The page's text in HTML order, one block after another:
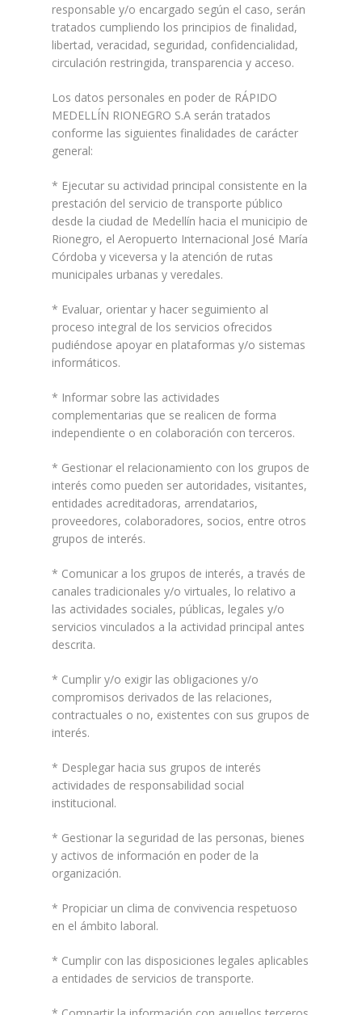
responsable y/o encargado según el caso, serán
tratados cumpliendo los principios de finalidad,
libertad, veracidad, seguridad, confidencialidad,
circulación restringida, transparencia y acceso.
Los datos personales en poder de RÁPIDO
MEDELLÍN RIONEGRO S.A serán tratados
conforme las siguientes finalidades de carácter
general:
* Ejecutar su actividad principal consistente en la
prestación del servicio de transporte público
desde la ciudad de Medellín hacia el municipio de
Rionegro, el Aeropuerto Internacional José María
Córdoba y viceversa y la atención de rutas
municipales urbanas y veredales.
* Evaluar, orientar y hacer seguimiento al
proceso integral de los servicios ofrecidos
pudiéndose apoyar en plataformas y/o sistemas
informáticos.
* Informar sobre las actividades
complementarias que se realicen de forma
independiente o en colaboración con terceros.
* Gestionar el relacionamiento con los grupos de
interés como pueden ser autoridades, visitantes,
entidades acreditadoras, arrendatarios,
proveedores, colaboradores, socios, entre otros
grupos de interés.
* Comunicar a los grupos de interés, a través de
canales tradicionales y/o virtuales, lo relativo a
las actividades sociales, públicas, legales y/o
servicios vinculados a la actividad principal antes
descrita.
* Cumplir y/o exigir las obligaciones y/o
compromisos derivados de las relaciones,
contractuales o no, existentes con sus grupos de
interés.
* Desplegar hacia sus grupos de interés
actividades de responsabilidad social
institucional.
* Gestionar la seguridad de las personas, bienes
y activos de información en poder de la
organización.
* Propiciar un clima de convivencia respetuoso
en el ámbito laboral.
* Cumplir con las disposiciones legales aplicables
a entidades de servicios de transporte.